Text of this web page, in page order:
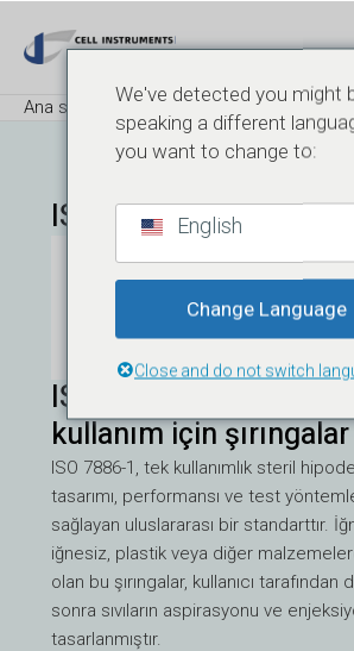
atla
Ana sayfa Blog ISO 7886-1
ISO 7886-1
ISO 7886-1 Bölüm 1:
kullanım için şırıngalar
ISO 7886-1, tek kullanımlık steril
tasarımı, performansı ve test
sağlayan uluslararası bir standarttır.
iğnesiz, plastik veya diğer
olan bu şırıngalar, kullanıcı tarafından
sonra sıvıların aspirasyonu ve
tasarlanmıştır.
sonrası
We've detected you might
speaking a different
you want to change to:
English
Change Language
Close and do not switch